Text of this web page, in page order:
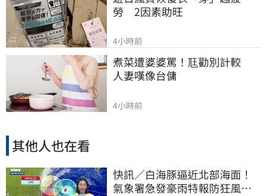
勞　2因素助旺
4小時前
煮菜遭婆婆罵！尫勸別計較
人妻嘆像台傭
4小時前
其他人也在看
快訊／白海豚逼近北部海面！
氣象署急發豪雨特報防狂風巨